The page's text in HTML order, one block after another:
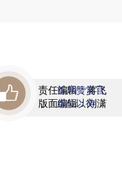
责任编辑：蒋飞
版面编辑：刘潇
首席赞赏官
虚位以待